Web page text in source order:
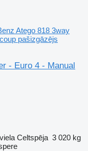
Atego 818 3way
pašizgāzējs
- Euro 4 - Manual
Celtspēja 3 020 kg